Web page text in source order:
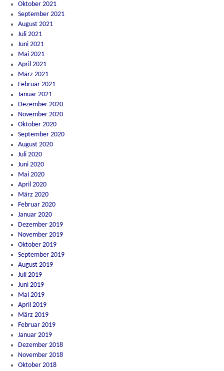
Oktober 2021
September 2021
August 2021
Juli 2021
Juni 2021
Mai 2021
April 2021
März 2021
Februar 2021
Januar 2021
Dezember 2020
November 2020
Oktober 2020
September 2020
August 2020
Juli 2020
Juni 2020
Mai 2020
April 2020
März 2020
Februar 2020
Januar 2020
Dezember 2019
November 2019
Oktober 2019
September 2019
August 2019
Juli 2019
Juni 2019
Mai 2019
April 2019
März 2019
Februar 2019
Januar 2019
Dezember 2018
November 2018
Oktober 2018